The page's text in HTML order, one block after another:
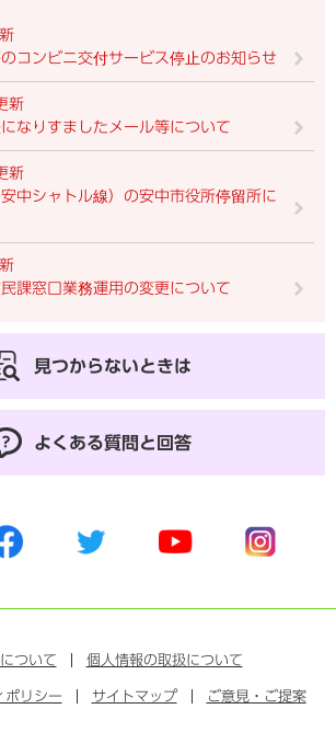
コンビニ交付サービス停止のお知らせ
新
になりすましたメール等について
新
中シャトル線）の安中市役所停留所に
課窓口業務運用の変更について
見つからないときは
よくある質問と回答
公
式
イ
タ
公
ー
ュ
ブ
公
式
ン
ラ
ついて 個人情報の取扱について
ポリシー サイトマップ ご意見・ご提案